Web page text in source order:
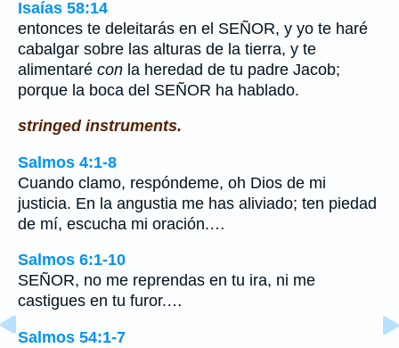
Isaías 58:14
entonces te deleitarás en el SEÑOR, y yo te haré
cabalgar sobre las alturas de la tierra, y te
alimentaré con la heredad de tu padre Jacob;
porque la boca del SEÑOR ha hablado.
stringed instruments.
Salmos 4:1-8
Cuando clamo, respóndeme, oh Dios de mi
justicia. En la angustia me has aliviado; ten piedad
de mí, escucha mi oración.…
Salmos 6:1-10
SEÑOR, no me reprendas en tu ira, ni me
castigues en tu furor.…
Salmos 54:1-7